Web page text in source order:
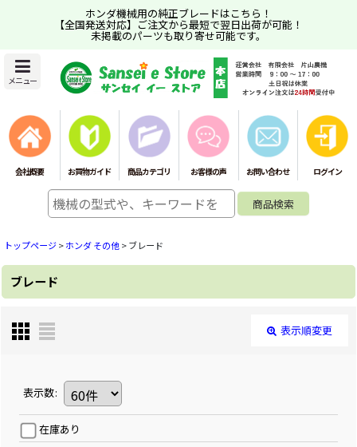
ホンダ機械用の純正ブレードはこちら！
【全国発送対応】ご注文から最短で翌日出荷が可能！
未掲載のパーツも取り寄せ可能です。
メニュー
会社概要 お買物ガイド 商品カテゴリ お客様の声 お問い合わせ ログイン
トップページ>ホンダ その他>ブレード
ブレード
表示順変更
表示数:
在庫あり